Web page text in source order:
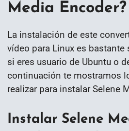
Media Encoder?
La instalación de este
vídeo para Linux es
si eres usuario de Ubuntu o
continuación te mostramos
realizar para instalar Selene
Instalar Selene